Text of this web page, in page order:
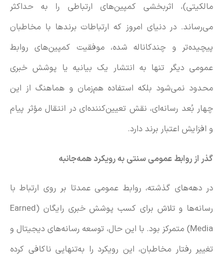
مالکیتی)، اثربخشی کمپین‌های ارتباطی را به حداکثر
می‌رساند. در دنیای امروز که ارتباطات برندها با مخاطبان
پیچیده‌تر و چندکاناله شده، موفقیت کمپین‌های روابط
عمومی دیگر تنها به انتشار یک بیانیه یا پوشش خبری
محدود نمی‌شود بلکه استفاده هم‌زمان و هماهنگ از این
چهار بُعد رسانه‌ای، نقش تعیین‌کننده‌ای در انتقال مؤثر پیام
و افزایش اعتبار برند دارد.
گذر از روابط عمومی سنتی به رویکردهمه‌جانبه
در دهه‌های گذشته، روابط عمومی عمدتا بر روی ارتباط با
رسانه‌ها و تلاش برای کسب پوشش خبری رایگان (Earned
Media) متمرکز بود. با این حال، توسعه رسانه‌های دیجیتال و
تغییر رفتار مخاطبان، این رویکرد را به‌تنهایی ناکافی کرده